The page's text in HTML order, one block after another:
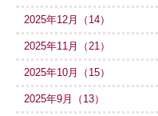
2025年12月（14）
2025年11月（21）
2025年10月（15）
2025年9月（13）